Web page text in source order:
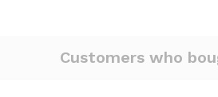
Customers who